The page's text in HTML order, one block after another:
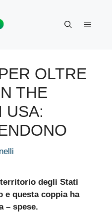
Menu
OLTRE
THE
USA:
degli Stati
e questa coppia ha
– spese.